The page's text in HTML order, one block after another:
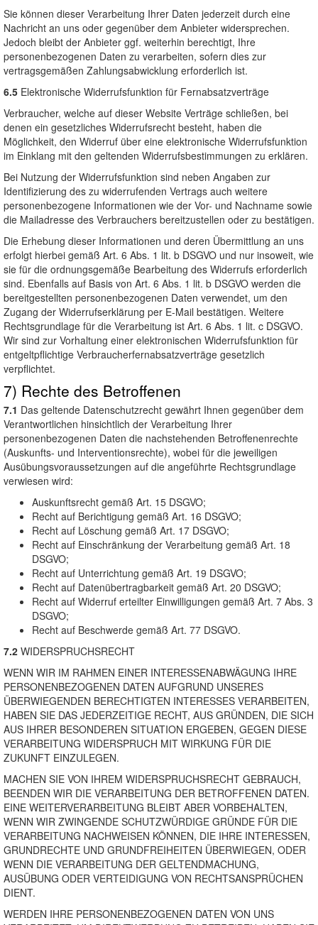
Sie können dieser Verarbeitung Ihrer Daten jederzeit durch eine
Nachricht an uns oder gegenüber dem Anbieter widersprechen.
Jedoch bleibt der Anbieter ggf. weiterhin berechtigt, Ihre
personenbezogenen Daten zu verarbeiten, sofern dies zur
vertragsgemäßen Zahlungsabwicklung erforderlich ist.
6.5 Elektronische Widerrufsfunktion für Fernabsatzverträge
Verbraucher, welche auf dieser Website Verträge schließen, bei
denen ein gesetzliches Widerrufsrecht besteht, haben die
Möglichkeit, den Widerruf über eine elektronische Widerrufsfunktion
im Einklang mit den geltenden Widerrufsbestimmungen zu erklären.
Bei Nutzung der Widerrufsfunktion sind neben Angaben zur
Identifizierung des zu widerrufenden Vertrags auch weitere
personenbezogene Informationen wie der Vor- und Nachname sowie
die Mailadresse des Verbrauchers bereitzustellen oder zu bestätigen.
Die Erhebung dieser Informationen und deren Übermittlung an uns
erfolgt hierbei gemäß Art. 6 Abs. 1 lit. b DSGVO und nur insoweit, wie
sie für die ordnungsgemäße Bearbeitung des Widerrufs erforderlich
sind. Ebenfalls auf Basis von Art. 6 Abs. 1 lit. b DSGVO werden die
bereitgestellten personenbezogenen Daten verwendet, um den
Zugang der Widerrufserklärung per E-Mail bestätigen. Weitere
Rechtsgrundlage für die Verarbeitung ist Art. 6 Abs. 1 lit. c DSGVO.
Wir sind zur Vorhaltung einer elektronischen Widerrufsfunktion für
entgeltpflichtige Verbraucherfernabsatzverträge gesetzlich
verpflichtet.
7) Rechte des Betroffenen
7.1 Das geltende Datenschutzrecht gewährt Ihnen gegenüber dem
Verantwortlichen hinsichtlich der Verarbeitung Ihrer
personenbezogenen Daten die nachstehenden Betroffenenrechte
(Auskunfts- und Interventionsrechte), wobei für die jeweiligen
Ausübungsvoraussetzungen auf die angeführte Rechtsgrundlage
verwiesen wird:
Auskunftsrecht gemäß Art. 15 DSGVO;
Recht auf Berichtigung gemäß Art. 16 DSGVO;
Recht auf Löschung gemäß Art. 17 DSGVO;
Recht auf Einschränkung der Verarbeitung gemäß Art. 18
DSGVO;
Recht auf Unterrichtung gemäß Art. 19 DSGVO;
Recht auf Datenübertragbarkeit gemäß Art. 20 DSGVO;
Recht auf Widerruf erteilter Einwilligungen gemäß Art. 7 Abs. 3
DSGVO;
Recht auf Beschwerde gemäß Art. 77 DSGVO.
7.2 WIDERSPRUCHSRECHT
WENN WIR IM RAHMEN EINER INTERESSENABWÄGUNG IHRE
PERSONENBEZOGENEN DATEN AUFGRUND UNSERES
ÜBERWIEGENDEN BERECHTIGTEN INTERESSES VERARBEITEN,
HABEN SIE DAS JEDERZEITIGE RECHT, AUS GRÜNDEN, DIE SICH
AUS IHRER BESONDEREN SITUATION ERGEBEN, GEGEN DIESE
VERARBEITUNG WIDERSPRUCH MIT WIRKUNG FÜR DIE
ZUKUNFT EINZULEGEN.
MACHEN SIE VON IHREM WIDERSPRUCHSRECHT GEBRAUCH,
BEENDEN WIR DIE VERARBEITUNG DER BETROFFENEN DATEN.
EINE WEITERVERARBEITUNG BLEIBT ABER VORBEHALTEN,
WENN WIR ZWINGENDE SCHUTZWÜRDIGE GRÜNDE FÜR DIE
VERARBEITUNG NACHWEISEN KÖNNEN, DIE IHRE INTERESSEN,
GRUNDRECHTE UND GRUNDFREIHEITEN ÜBERWIEGEN, ODER
WENN DIE VERARBEITUNG DER GELTENDMACHUNG,
AUSÜBUNG ODER VERTEIDIGUNG VON RECHTSANSPRÜCHEN
DIENT.
WERDEN IHRE PERSONENBEZOGENEN DATEN VON UNS